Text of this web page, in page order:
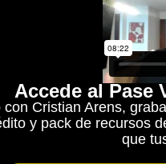
Accede al Pase
Cristian Arens,
y pack de recursos
que